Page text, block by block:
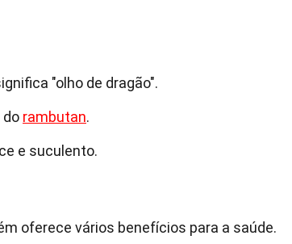
"olho de dragão".
do rambutan.
e suculento.
oferece vários benefícios para a saúde.